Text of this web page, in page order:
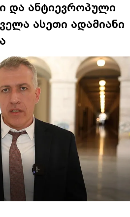
და ანტიევროპული
ასეთი ადამიანი